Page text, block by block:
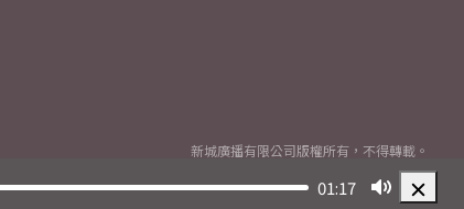
01:17
新城廣播有限公司版權所有，不得轉載。
2026© Metro Broadcast Corporation Limited. All rights reserved.